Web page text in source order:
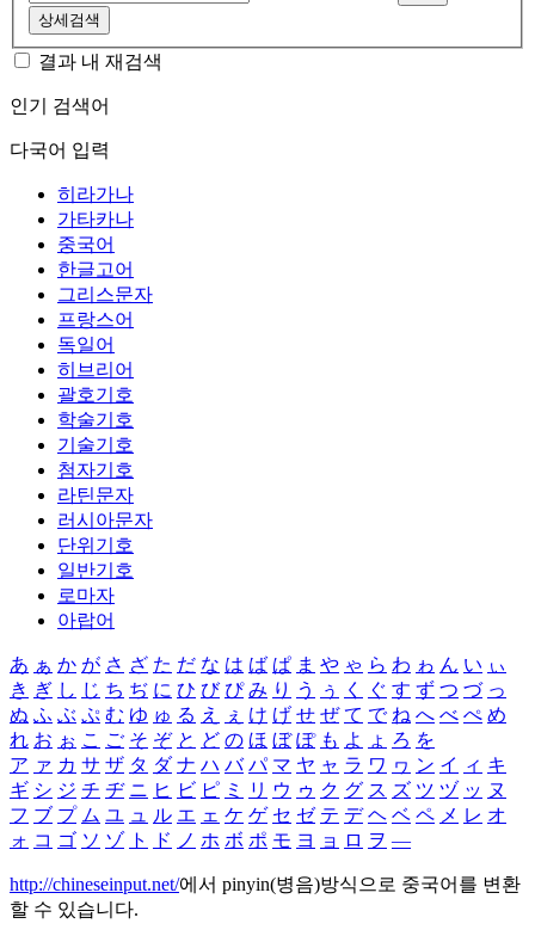
상세검색
결과 내 재검색
인기 검색어
다국어 입력
히라가나
가타카나
중국어
한글고어
그리스문자
프랑스어
독일어
히브리어
괄호기호
학술기호
기술기호
첨자기호
라틴문자
러시아문자
단위기호
일반기호
로마자
아랍어
あ ぁ か が さ ざ た だ な は ば ぱ ま や ゃ ら わ ゎ ん い ぃ
き ぎ し じ ち ぢ に ひ び ぴ み り う ぅ く ぐ す ず つ づ っ
ぬ ふ ぶ ぷ む ゆ ゅ る え ぇ け げ せ ぜ て で ね へ べ ぺ め
れ お ぉ こ ご そ ぞ と ど の ほ ぼ ぽ も よ ょ ろ を
ア ァ カ サ ザ タ ダ ナ ハ バ パ マ ヤ ャ ラ ワ ヮ ン イ ィ キ
ギ シ ジ チ ヂ ニ ヒ ビ ピ ミ リ ウ ゥ ク グ ス ズ ツ ヅ ッ ヌ
フ ブ プ ム ユ ュ ル エ ェ ケ ゲ セ ゼ テ デ ヘ ベ ペ メ レ オ
ォ コ ゴ ソ ゾ ト ド ノ ホ ボ ポ モ ヨ ョ ロ ヲ ―
http://chineseinput.net/에서 pinyin(병음)방식으로 중국어를 변환
할 수 있습니다.